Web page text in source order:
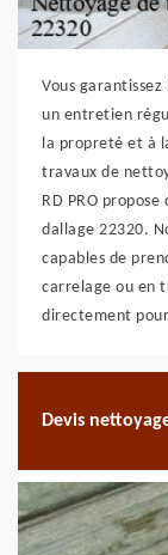
Vous
un entretien
la propreté et à
travaux de
RD PRO
dallage 22320.
capables de
carrelage ou en
directement
Devis